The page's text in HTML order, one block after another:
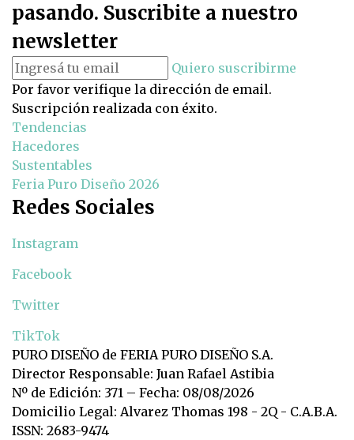
pasando. Suscribite a nuestro
newsletter
Quiero suscribirme
Por favor verifique la dirección de email.
Suscripción realizada con éxito.
Tendencias
Hacedores
Sustentables
Feria Puro Diseño 2026
Redes Sociales
Instagram
Facebook
Twitter
TikTok
PURO DISEÑO de FERIA PURO DISEÑO S.A.
Director Responsable: Juan Rafael Astibia
Nº de Edición: 371 – Fecha: 08/08/2026
Domicilio Legal: Alvarez Thomas 198 - 2Q - C.A.B.A.
ISSN: 2683-9474